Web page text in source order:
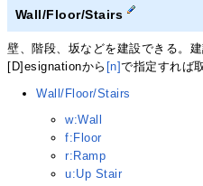
Wall/Floor/Stairs
壁、階段、坂などを建設できる。
[D]esignationから [n]で指定すれば
Wall/Floor/Stairs
w:Wall
f:Floor
r:Ramp
u:Up Stair